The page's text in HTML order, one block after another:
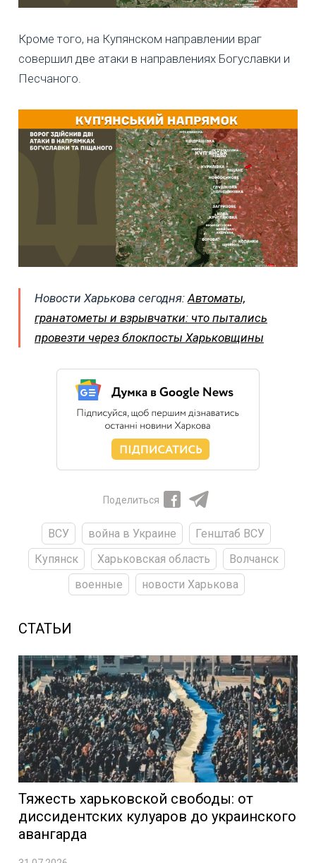
Кроме того, на Купянском направлении враг
совершил две атаки в направлениях Богуславки и
Песчаного.
Новости Харькова сегодня: Автоматы,
гранатометы и взрывчатки: что пытались
провезти через блокпосты Харьковщины
Поделиться
ВСУ война в Украине
Генштаб ВСУ
Купянск
Харьковская область
Волчанск
военные
новости Харькова
СТАТЬИ
Тяжесть харьковской свободы: от
диссидентских кулуаров до украинского
авангарда